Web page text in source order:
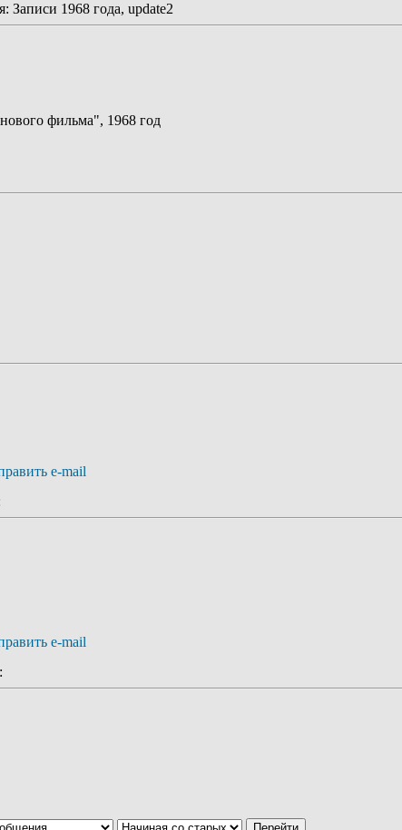
Записи 1968 года, update2
фильма", 1968 год